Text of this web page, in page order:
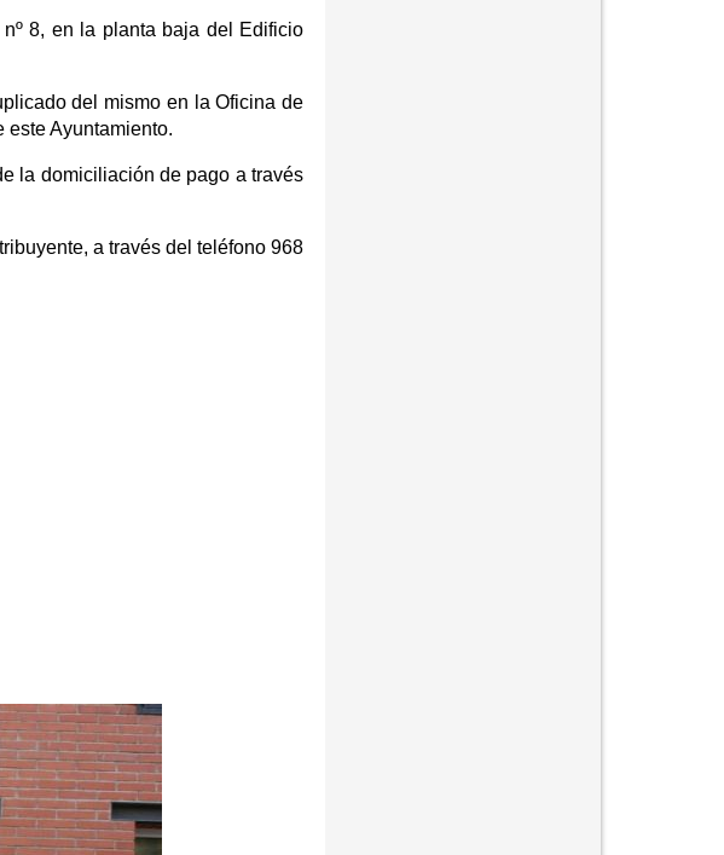
8, en la planta baja del Edificio
del mismo en la Oficina de
este Ayuntamiento.
la domiciliación de pago a través
a través del teléfono 968